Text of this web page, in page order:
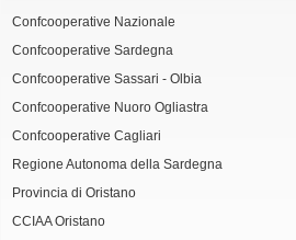
Confcooperative Nazionale
Confcooperative Sardegna
Confcooperative Sassari - Olbia
Confcooperative Nuoro Ogliastra
Confcooperative Cagliari
Regione Autonoma della Sardegna
Provincia di Oristano
CCIAA Oristano